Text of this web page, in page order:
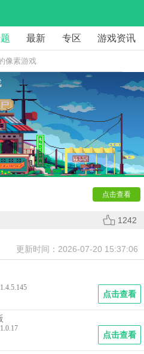
最新 专区 游戏资讯
像素游戏
点击查看
棚的像素游戏，这些游
面将会展现在各位少女
的玩家快来下载体验
1242
更新时间： 2026-07-20 15:37:06
点击查看
点击查看